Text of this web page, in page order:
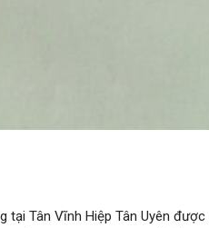
tại Tân Vĩnh Hiệp Tân Uyên được